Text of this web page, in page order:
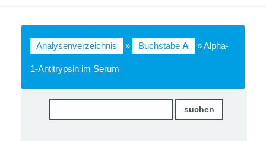
Analysenverzeichnis » Buchstabe A » Alpha-
1-Antitrypsin im Serum